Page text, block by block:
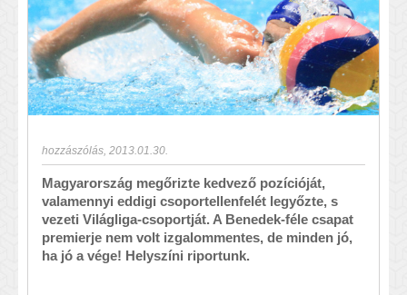
hozzászólás 2013.01.30.
Magyarország megőrizte kedvező pozícióját,
valamennyi eddigi csoportellenfelét legyőzte, s
vezeti Világliga-csoportját. A Benedek-féle csapat
premierje nem volt izgalommentes, de minden jó,
ha jó a vége! Helyszíni riportunk.